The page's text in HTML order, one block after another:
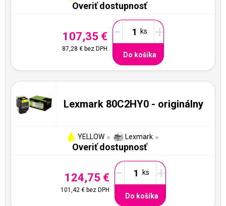
Overiť dostupnosť
107,35 €
87,28 € bez DPH
- +
Do košíka
Lexmark 80C2HY0 - originálny
YELLOW Lexmark
Overiť dostupnosť
124,75 €
101,42 €bez DPH
- +
Do košíka